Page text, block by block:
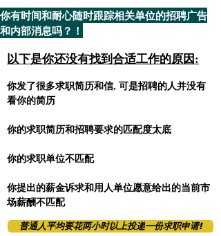
你有时间和耐心随时跟踪相关单位的招聘广告
和内部消息吗？！
以下是你还没有找到合适工作的原因:
你发了很多求职简历和信, 可是招聘的人并没有
看你的简历
你的求职简历和招聘要求的匹配度太底
你的求职单位不匹配
你提出的薪金诉求和用人单位愿意给出的当前市
场薪酬不匹配
普通人平均要花两小时以上投递一份求职申请!